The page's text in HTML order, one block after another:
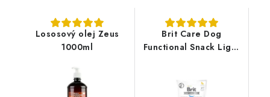
Lososový olej Zeus
1000ml
Brit Care Dog
Functional Snack Light